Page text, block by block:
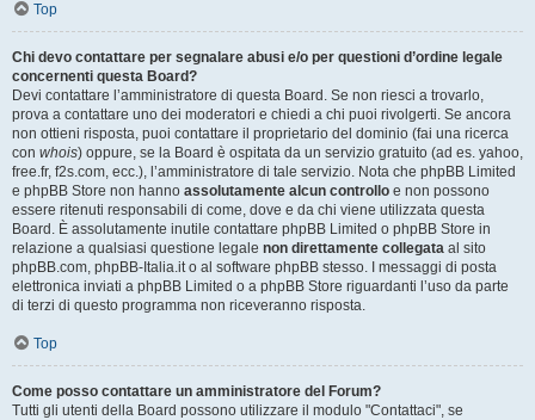
Top
Chi devo contattare per segnalare abusi e/o per questioni d’ordine legale
concernenti questa Board?
Devi contattare l’amministratore di questa Board. Se non riesci a trovarlo,
prova a contattare uno dei moderatori e chiedi a chi puoi rivolgerti. Se ancora
non ottieni risposta, puoi contattare il proprietario del dominio (fai una ricerca
con whois) oppure, se la Board è ospitata da un servizio gratuito (ad es. yahoo,
free.fr, f2s.com, ecc.), l’amministratore di tale servizio. Nota che phpBB Limited
e phpBB Store non hanno assolutamente alcun controllo e non possono
essere ritenuti responsabili di come, dove e da chi viene utilizzata questa
Board. È assolutamente inutile contattare phpBB Limited o phpBB Store in
relazione a qualsiasi questione legale non direttamente collegata al sito
phpBB.com, phpBB-Italia.it o al software phpBB stesso. I messaggi di posta
elettronica inviati a phpBB Limited o a phpBB Store riguardanti l’uso da parte
di terzi di questo programma non riceveranno risposta.
Top
Come posso contattare un amministratore del Forum?
Tutti gli utenti della Board possono utilizzare il modulo "Contattaci", se